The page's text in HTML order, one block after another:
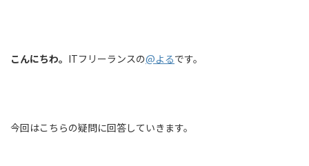
こんにちわ。 ITフリーランスの@よるです。
今回はこちらの疑問に回答していきます。